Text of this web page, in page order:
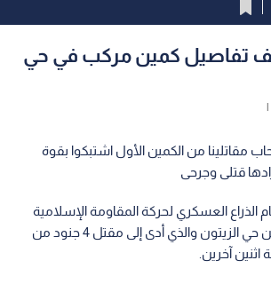
تفاصيل كمين مركب في حي
|
مقاتلينا من الكمين الأول اشتبكوا بقوة
قتلى وجرحى
العسكري لحركة المقاومة الإسلامية
حماس، تفاصيل كمين حي الزيتون والذي أدى إلى مقتل 4 جنود من
آخرين.